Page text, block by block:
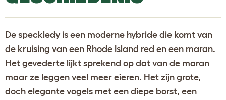
De speckledy is een moderne hybride die komt van
de kruising van een Rhode Island red en een maran.
Het gevederte lijkt sprekend op dat van de maran
maar ze leggen veel meer eieren. Het zijn grote,
doch elegante vogels met een diepe borst, een